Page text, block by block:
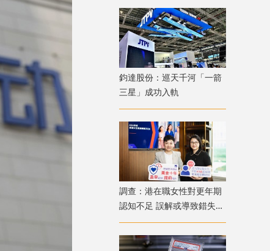
鈞達股份：巡天千河「一箭
三星」成功入軌
調查：港在職女性對更年期
認知不足 誤解或導致錯失
「黃金預防期」